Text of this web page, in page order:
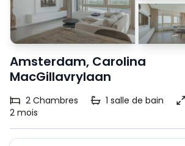
Amsterdam, Carolina
MacGillavrylaan
2 Chambres 1 salle de bain
2 mois